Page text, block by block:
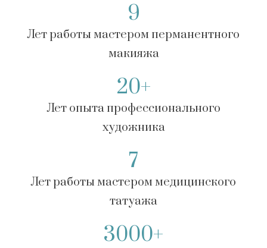
9
Лет работы мастером перманентного
макияжа
20+
Лет опыта профессионального
художника
7
Лет работы мастером медицинского
татуажа
3000+